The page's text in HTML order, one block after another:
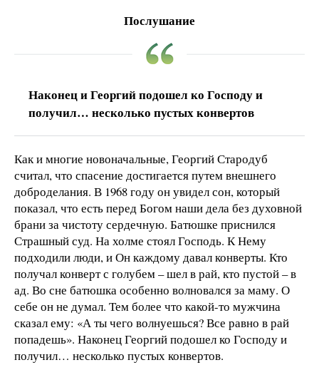
Послушание
Наконец и Георгий подошел ко Господу и
получил… несколько пустых конвертов
Как и многие новоначальные, Георгий Стародуб
считал, что спасение достигается путем внешнего
доброделания. В 1968 году он увидел сон, который
показал, что есть перед Богом наши дела без духовной
брани за чистоту сердечную. Батюшке приснился
Страшный суд. На холме стоял Господь. К Нему
подходили люди, и Он каждому давал конверты. Кто
получал конверт с голубем – шел в рай, кто пустой – в
ад. Во сне батюшка особенно волновался за маму. О
себе он не думал. Тем более что какой-то мужчина
сказал ему: «А ты чего волнуешься? Все равно в рай
попадешь». Наконец Георгий подошел ко Господу и
получил… несколько пустых конвертов.